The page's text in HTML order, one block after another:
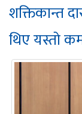
शक्तिकान्त
थिए यस्तो